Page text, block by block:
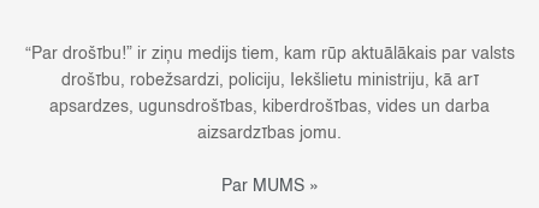
“Par drošību!” ir ziņu medijs tiem, kam rūp aktuālākais par valsts
drošību, robežsardzi, policiju, Iekšlietu ministriju, kā arī
apsardzes, ugunsdrošības, kiberdrošības, vides un darba
aizsardzības jomu.
Par MUMS »